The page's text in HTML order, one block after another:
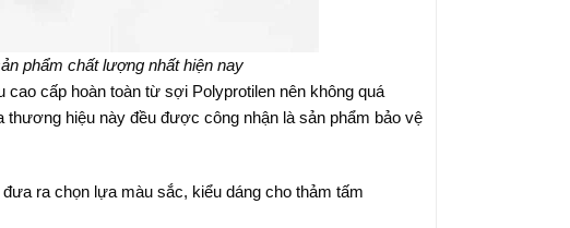
phẩm chất lượng nhất hiện nay
cấp hoàn toàn từ sợi Polyprotilen nên không quá
hiệu này đều được công nhận là sản phẩm bảo vệ
ra chọn lựa màu sắc, kiểu dáng cho thảm tấm